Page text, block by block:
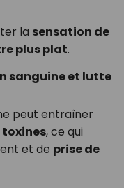
la sensation de
plus plat.
sanguine et lutte
peut entraîner
toxines, ce qui
et de prise de